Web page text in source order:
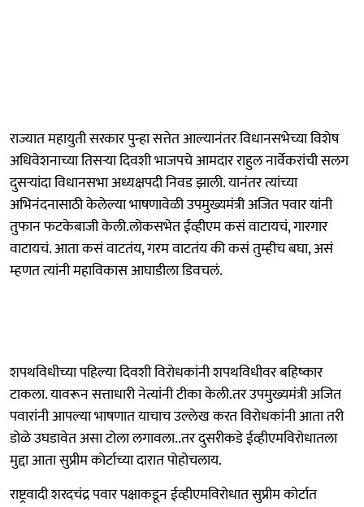
राज्यात महायुती सरकार पुन्हा सत्तेत आल्यानंतर विधानसभेच्या विशेष
अधिवेशनाच्या तिसऱ्या दिवशी भाजपचे आमदार राहुल नार्वेकरांची सलग
दुसऱ्यांदा विधानसभा अध्यक्षपदी निवड झाली. यानंतर त्यांच्या
अभिनंदनासाठी केलेल्या भाषणावेळी उपमुख्यमंत्री अजित पवार यांनी
तुफान फटकेबाजी केली.लोकसभेत ईव्हीएम कसं वाटायचं, गारगार
वाटायचं. आता कसं वाटतंय, गरम वाटतंय की कसं तुम्हीच बघा, असं
म्हणत त्यांनी महाविकास आघाडीला डिवचलं.
शपथविधीच्या पहिल्या दिवशी विरोधकांनी शपथविधीवर बहिष्कार
टाकला. यावरून सत्ताधारी नेत्यांनी टीका केली.तर उपमुख्यमंत्री अजित
पवारांनी आपल्या भाषणात याचाच उल्लेख करत विरोधकांनी आता तरी
डोळे उघडावेत असा टोला लगावला..तर दुसरीकडे ईव्हीएमविरोधातला
मुद्दा आता सुप्रीम कोर्टाच्या दारात पोहोचलाय.
राष्ट्रवादी शरदचंद्र पवार पक्षाकडून ईव्हीएमविरोधात सुप्रीम कोर्टात